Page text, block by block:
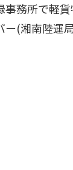
事務所で軽
ー(湘南陸運